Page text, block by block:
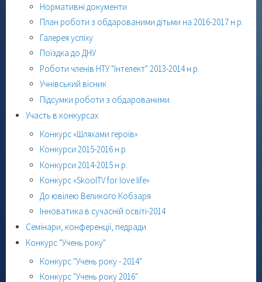
Нормативні документи
План роботи з обдарованими дітьми на 2016-2017 н.р.
Галерея успіху
Поїздка до ДНУ
Роботи членів НТУ "Інтелект" 2013-2014 н.р.
Учнівський вісник
Підсумки роботи з обдарованими
Участь в конкурсах
Конкурс «Шляхами героїв»
Конкурси 2015-2016 н.р.
Конкурси 2014-2015 н.р.
Конкурс «SkoolTV for love life»
До ювілею Великого Кобзаря
Інноватика в сучасній освіті-2014
Семінари, конференції, педради
Конкурс "Учень року"
Конкурс "Учень року - 2014"
Конкурс "Учень року 2016"